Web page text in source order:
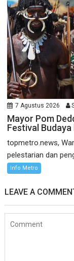
7 Agustus 2026
Mayor Pom
Festival
topmetro.news,
pelestarian dan
Info Metro
LEAVE A